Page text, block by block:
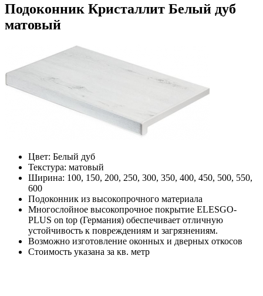
Подоконник Кристаллит Белый дуб
матовый
Цвет: Белый дуб
Текстура: матовый
Ширина: 100, 150, 200, 250, 300, 350, 400, 450, 500, 550,
600
Подоконник из высокопрочного материала
Многослойное высокопрочное покрытие ELESGO-
PLUS on top (Германия) обеспечивает отличную
устойчивость к повреждениям и загрязнениям.
Возможно изготовление оконных и дверных откосов
Стоимость указана за кв. метр